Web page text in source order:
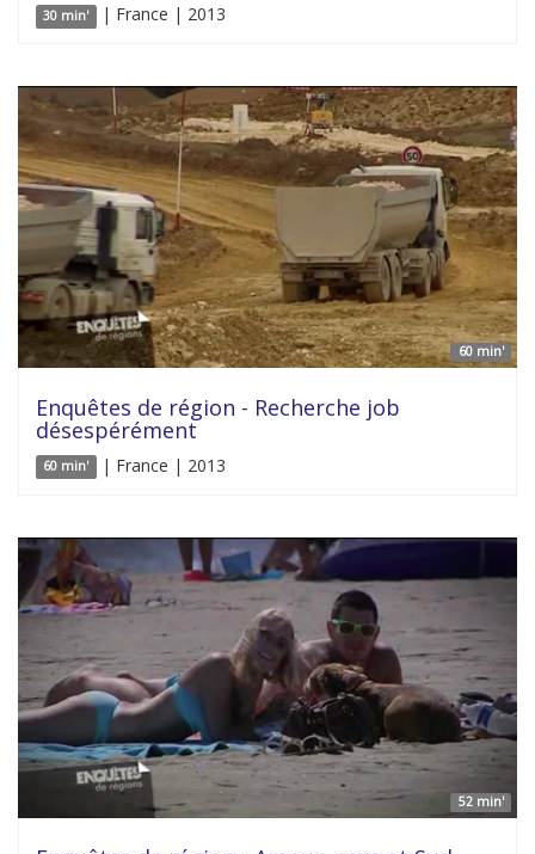
30 min' | France | 2013
60 min'
Enquêtes de région - Recherche job
désespérément
60 min' | France | 2013
52 min'